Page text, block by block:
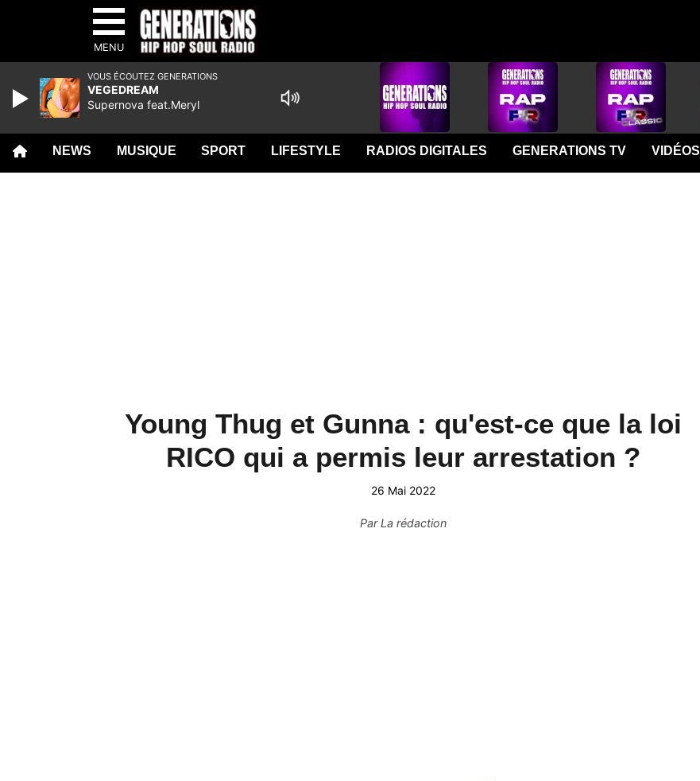
MENU
NEWS MUSIQUE SPORT LIFESTYLE RADIOS DIGITALES GENERATIONS TV VIDÉOS
Young Thug et Gunna : qu'est-ce que la loi
RICO qui a permis leur arrestation ?
26 Mai 2022
ParLa rédaction
VOUS ÉCOUTEZ GENERATIONS
VEGEDREAM
Supernova feat.Meryl